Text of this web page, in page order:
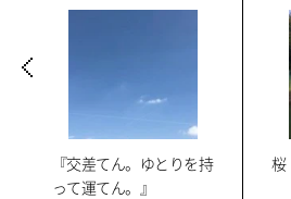
『交差てん。ゆとりを持
って運てん。』
桜